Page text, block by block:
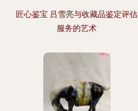
匠心鉴宝 吕雪亮与收藏品鉴定评估
服务的艺术